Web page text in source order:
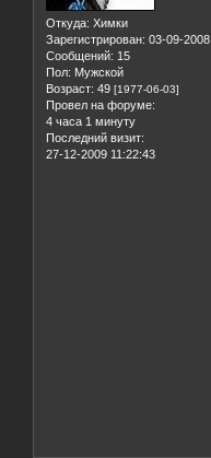
Откуда: Химки
Зарегистрирован: 03-09-2008
Сообщений: 15
Пол: Мужской
Возраст: 49 [1977-06-03]
Провел на форуме:
4 часа 1 минуту
Последний визит:
27-12-2009 11:22:43